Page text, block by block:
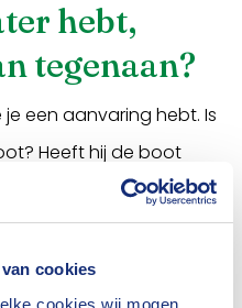
cookies
cookies wij mogen
hebt,
tegenaan?
je een aanvaring hebt. Is
Heeft hij de boot
Wat is het voor
Is de boot en/of de
voor registratie,
eigenaar van een